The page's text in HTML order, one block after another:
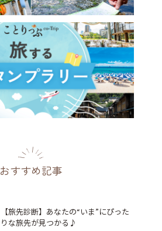
おすすめ記事
【旅先診断】あなたの“いま”にぴった
りな旅先が見つかる♪